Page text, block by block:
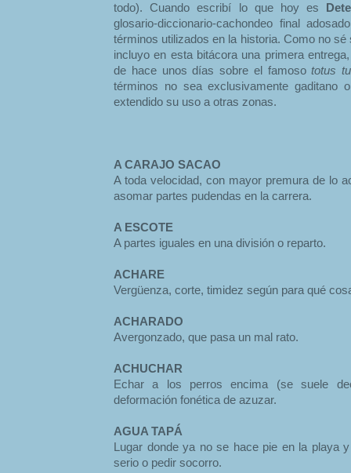
todo). Cuando escribí lo que hoy es
glosario-diccionario-cachondeo final
términos utilizados en la historia. Como no
incluyo en esta bitácora una primera
de hace unos días sobre el famosototus
términos no sea exclusivamente gaditano
extendido su uso a otras zonas.
A CARAJO SACAO
A toda velocidad, con mayor premura de lo
asomar partes pudendas en la carrera.
A ESCOTE
A partes iguales en una división o reparto.
ACHARE
Vergüenza, corte, timidez según para qué
ACHARADO
Avergonzado, que pasa un mal rato.
ACHUCHAR
Echar a los perros encima (se suele
deformación fonética de azuzar.
AGUA TAPÁ
Lugar donde ya no se hace pie en la playa
serio o pedir socorro.